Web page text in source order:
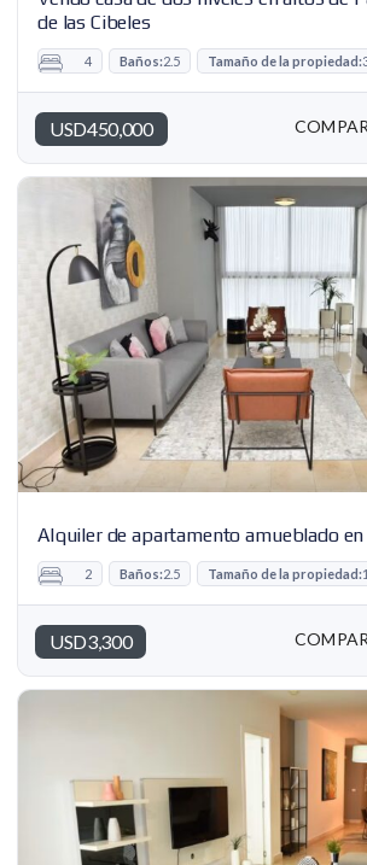
de las Cibeles
USD450,000
4 Baños:2.5 Tamaño de la propiedad:
Alquiler de apartamento amueblado en
USD3,300
2 Baños:2.5 Tamaño de la propiedad: